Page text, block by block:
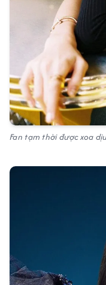
Fan tạm thời được xoa